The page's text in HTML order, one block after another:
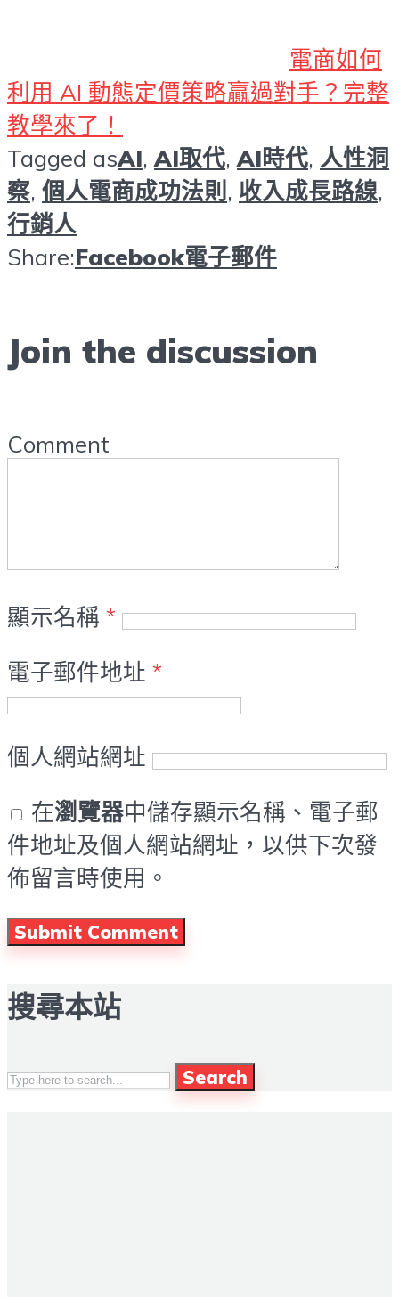
電商如何
利用 AI 動態定價策略贏過對手？完整
教學來了！
Tagged asAI, AI取代, AI時代, 人性洞
察, 個人電商成功法則 , 收入成長路線,
行銷人
Share:Facebook電子郵件
Join the discussion
Comment
顯示名稱 *
電子郵件地址 *
個人網站網址
在瀏覽器中儲存顯示名稱、電子郵
件地址及個人網站網址，以供下次發
佈留言時使用。
搜尋本站
Search